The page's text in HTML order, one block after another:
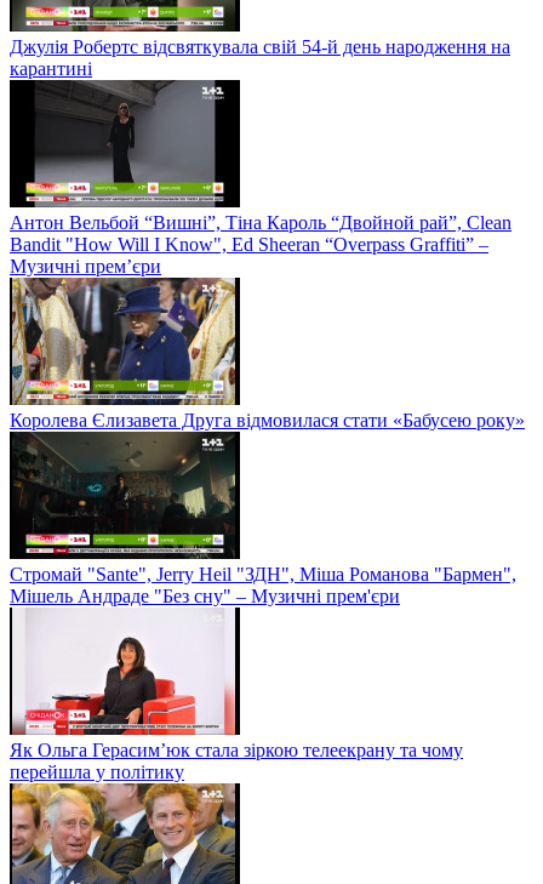
Джулія Робертс відсвяткувала свій 54-й день народження на
карантині
Антон Вельбой “Вишні”, Тіна Кароль “Двойной рай”, Clean
Bandit "How Will I Know", Ed Sheeran “Overpass Graffiti” –
Музичні прем’єри
Королева Єлизавета Друга відмовилася стати «Бабусею року»
Стромай "Sante", Jerry Heil "ЗДН", Міша Романова "Бармен",
Мішель Андраде "Без сну" – Музичні прем'єри
Як Ольга Герасим’юк стала зіркою телеекрану та чому
перейшла у політику